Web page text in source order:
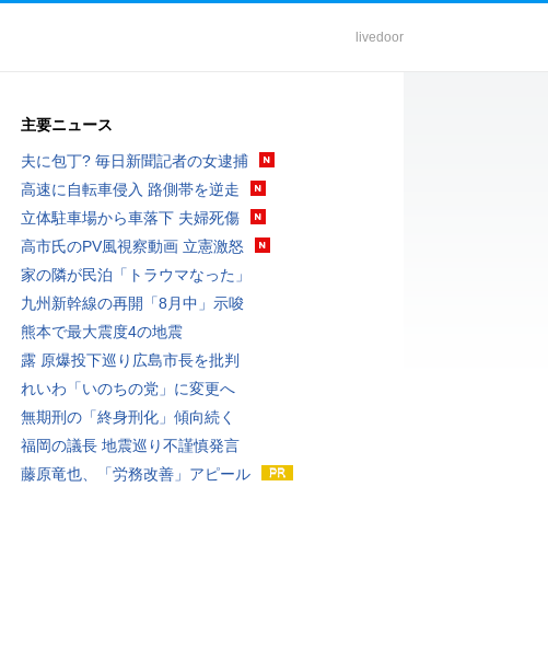
livedoor
主要ニュース
夫に包丁? 毎日新聞記者の女逮捕
高速に自転車侵入 路側帯を逆走
立体駐車場から車落下 夫婦死傷
高市氏のPV風視察動画 立憲激怒
家の隣が民泊「トラウマなった」
九州新幹線の再開「8月中」示唆
熊本で最大震度4の地震
露 原爆投下巡り広島市長を批判
れいわ「いのちの党」に変更へ
無期刑の「終身刑化」傾向続く
福岡の議長 地震巡り不謹慎発言
藤原竜也、「労務改善」アピール